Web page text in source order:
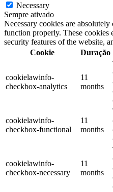
Necessary
Sempre ativado
Necessary cookies are
function properly. These cookies
security features of the website,
Cookie
Duração
cookielawinfo-
checkbox-analytics
11
months
cookielawinfo-
checkbox-functional
11
months
cookielawinfo-
checkbox-necessary
11
months